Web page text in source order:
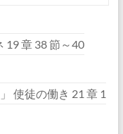
19 章 38 節～40
使徒の働き 21 章 1